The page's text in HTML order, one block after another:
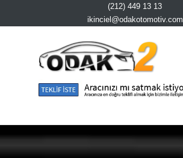
(212) 449 13 13
ikinciel@odakotomotiv.com